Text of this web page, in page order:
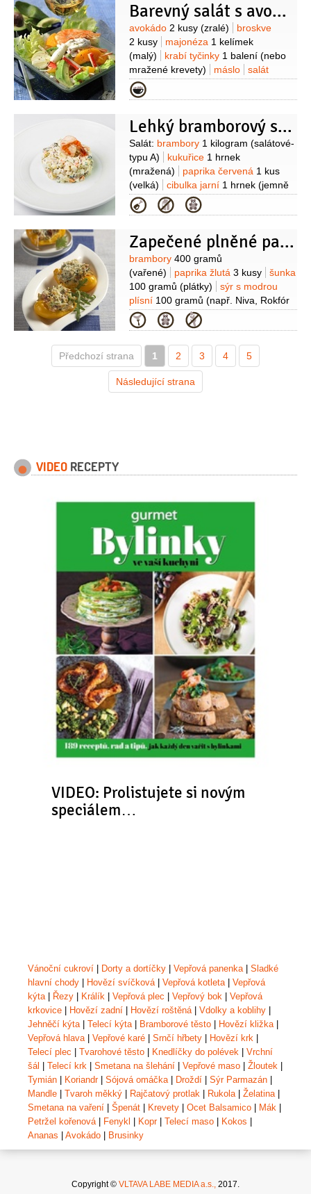
Barevný salát s avokádem a krabími tyčinkami
Suroviny
avokádo 2 kusy (zralé)
broskve
2 kusy
majonéza 1 kelímek
(malý)
krabí tyčinky 1 balení (nebo
mražené krevety)
máslo
salát
hlávkový
naložená4 kusy
šťáva
Kategorie
Lehký bramborový salát s rybou v balíčku
Suroviny
Salát: brambory 1 kilogram (salátové-
typu A)
kukuřice 1 hrnek
(mražená)
paprika červená 1 kus
(velká)
cibulka jarní 1 hrnek (jemně
nakrájená)
avokádo
citronová
olej olivový
hořčice
losos4 kusy (filety o váze
150g)
koření
(oregano, tymián a
rozmarýn)
cibule šalotka
2 kusy
paprika žlutá
1 kus
sůl rajčata sušená 4 kusy
Kategorie
Zapečené plněné papriky
Suroviny
brambory 400 gramů
(vařené)
paprika žlutá 3 kusy
šunka
100 gramů (plátky)
sýr s modrou
plísní 100 gramů (např. Niva, Rokfór
nebo Gorgonzola)
(zralé)
rajčata sušená
(čerstvý)
olej olivový2 lžíce
1/2kusu
Kategorie
Předchozí strana 1 2 3 4 5
Následující strana
VIDEO RECEPTY
VIDEO: Prolistujete si novým
speciálem…
Vánoční cukroví Dorty a dortíčky Vepřová panenka| Sladké
hlavní chody
Hovězí svíčková| Vepřová kotleta| Vepřová
kýta| Řezy Králík Vepřová plec Vepřový bok
Vepřová
krkovice
Hovězí zadní Hovězí roštěná| Vdolky a koblihy
Jehněčí kýta| Telecí kýta| Bramborové těsto Hovězí kližka|
Vepřová hlava| Vepřové karé Srnčí hřbety Hovězí krk
Telecí plec
Tvarohové těsto Knedlíčky do polévek
Vrchní
šál
Telecí krk Smetana na šlehání Vepřové maso Žloutek
Tymián
Koriandr| Sójová omáčka| Droždí Sýr Parmazán
Mandle
Tvaroh měkký Rajčatový protlak Rukola| Želatina|
Smetana na vaření
Špenát Krevety Ocet Balsamico Mák
Petržel kořenová| Fenykl Kopr| Telecí maso Kokos
Ananas
Avokádo Brusinky
Copyright © VLTAVA LABE MEDIA a.s., 2017.